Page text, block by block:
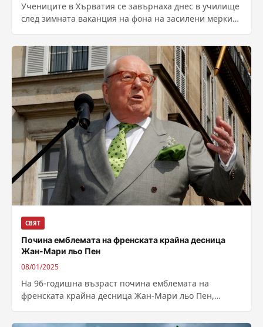
Учениците в Хърватия се завърнаха днес в училище
след зимната ваканция на фона на засилени мерки
СВЯТ
Почина емблемата на френската крайна десница
Жан-Мари льо Пен
08/01/2025
На 96-годишна възраст почина емблемата на
френската крайна десница Жан-Мари льо Пен,
семейството...